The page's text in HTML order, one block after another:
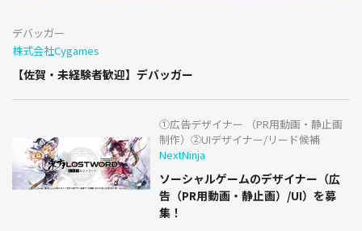
デバッガー
株式会社Cygames
【佐賀・未経験者歓迎】デバッガー
①広告デザイナー （PR用動画・静止画
制作）②UIデザイナー/リード候補
NextNinja
ソーシャルゲームのデザイナー（広
告（PR用動画・静止画）/UI）を募
集！